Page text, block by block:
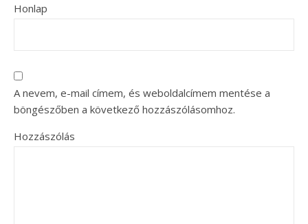
Honlap
A nevem, e-mail címem, és weboldalcímem mentése a
böngészőben a következő hozzászólásomhoz.
Hozzászólás